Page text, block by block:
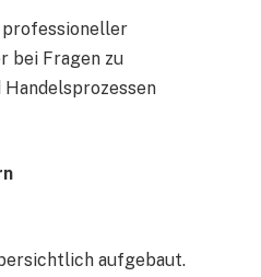
professioneller
bei Fragen zu
aufgebaut.